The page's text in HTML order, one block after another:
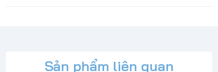
vệ iPhone của bán tránh những tác động va chạm.
Sản phẩm liên quan